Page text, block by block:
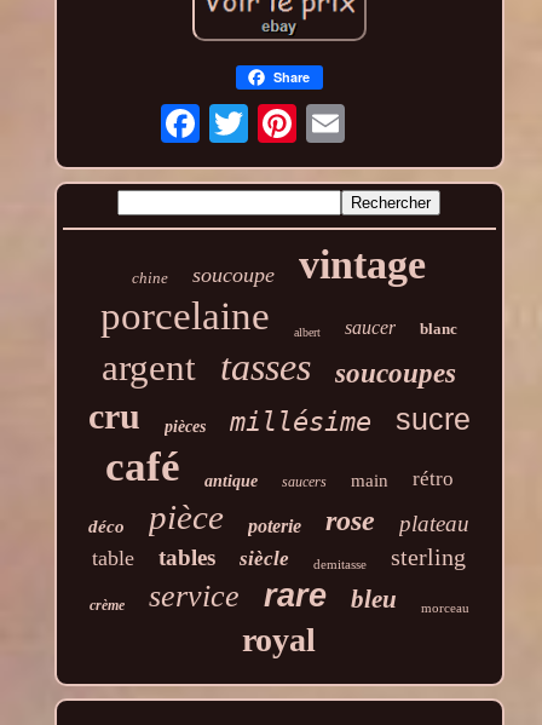
Share
chine soucoupe vintage
porcelaine albert saucer blanc
argent tasses soucoupes
cru pièces millésime sucre
café antique saucers main rétro
déco pièce poterie rose plateau
table tables siècle demitasse sterling
crème service rare bleu morceau
royal